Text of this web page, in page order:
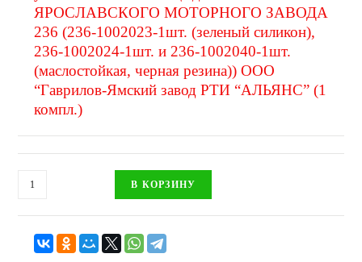
ЯРОСЛАВСКОГО МОТОРНОГО ЗАВОДА
236 (236-1002023-1шт. (зеленый силикон),
236-1002024-1шт. и 236-1002040-1шт.
(маслостойкая, черная резина)) ООО
“Гаврилов-Ямский завод РТИ “АЛЬЯНС” (1
компл.)
В КОРЗИНУ